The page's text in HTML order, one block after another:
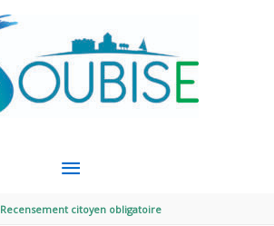
MENU
PRINCIPAL
Recensement citoyen obligatoire